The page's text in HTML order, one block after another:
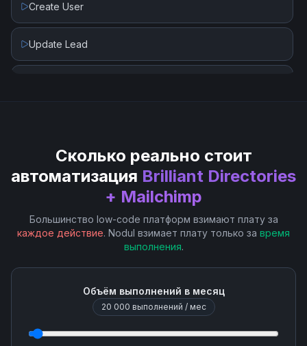
Get Campaign
Get Campaign Report
Get List Member Tags
Remove Member from Segment(Remove Subscriber
Search Lists-Audiences
Search Members
Create User
Update Lead
Сколько реально стоит
автоматизация Brilliant Directories
+ Mailchimp
Большинство low-code платформ взимают плату за
каждое действие. Nodul взимает плату только за время
выполнения.
Объём выполнений в месяц
20 000 выполнений / мес